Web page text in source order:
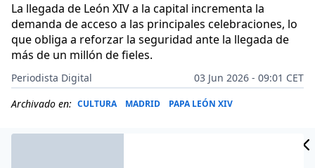
La llegada de León XIV a la capital incrementa la
demanda de acceso a las principales celebraciones, lo
que obliga a reforzar la seguridad ante la llegada de
más de un millón de fieles.
Periodista Digital
03 Jun 2026 - 09:01 CET
Archivado en: CULTURA MADRID PAPA LEÓN XIV